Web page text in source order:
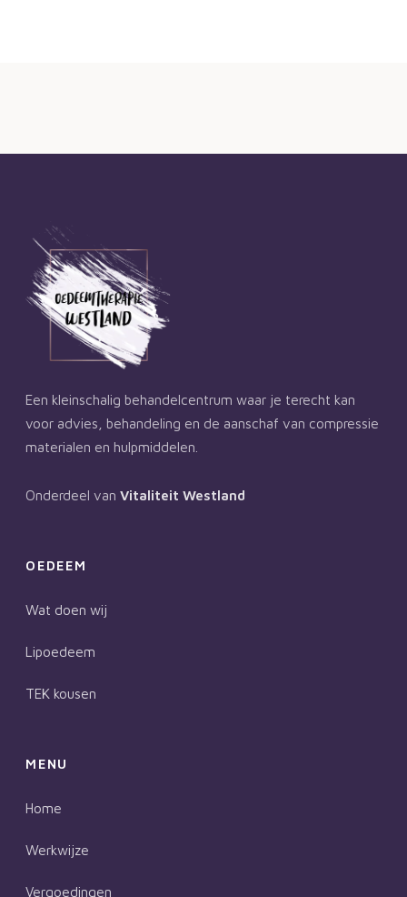
Een kleinschalig behandelcentrum waar je terecht kan
voor advies, behandeling en de aanschaf van compressie
materialen en hulpmiddelen.
Onderdeel van Vitaliteit Westland
OEDEEM
Wat doen wij
Lipoedeem
TEK kousen
MENU
Home
Werkwijze
Vergoedingen